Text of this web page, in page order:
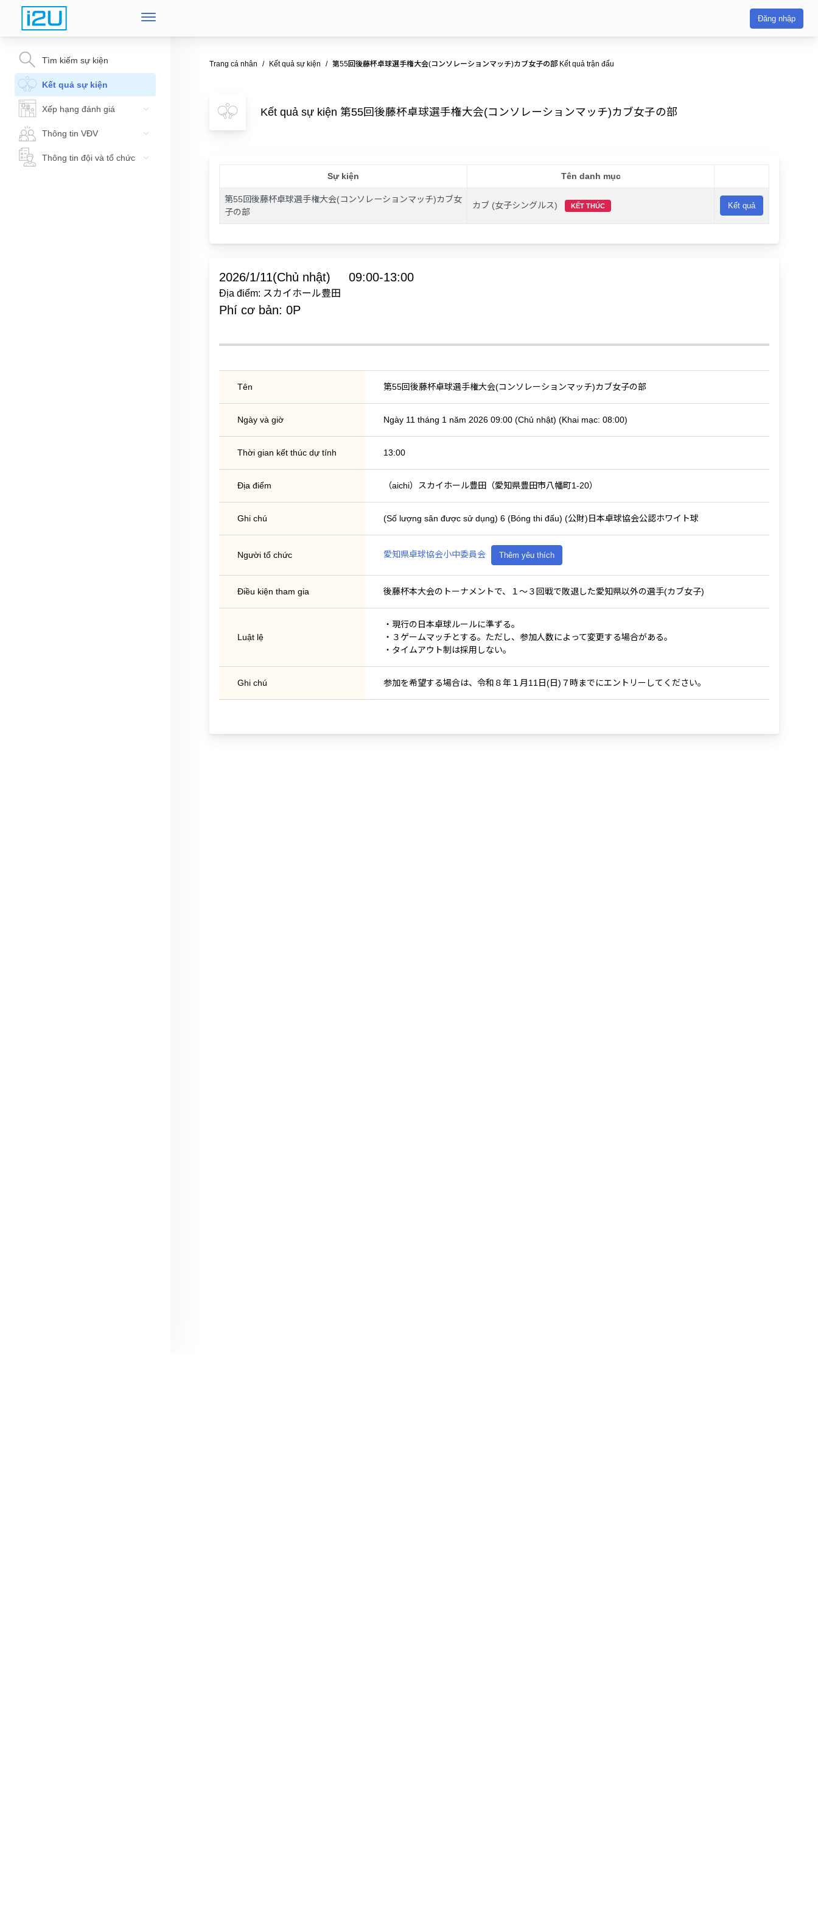
Đăng nhập
Tìm kiếm sự kiện
Kết quả sự kiện
Xếp hạng đánh giá
Thông tin VĐV
Thông tin đội và tổ chức
Trang cá nhân Kết quả sự kiện 第55回後藤杯卓球選手権大会(コンソレーションマッチ)カブ女子の部 Kết quả trận đấu
Kết quả sự kiện 第55回後藤杯卓球選手権大会(コンソレーションマッチ)カブ女子の部
Sự kiện Tên danh mục
第55回後藤杯卓球選手権大会(コンソレーションマッチ)カブ女
子の部
カブ (女子シングルス) KẾT THÚC Kết quả
2026/1/11(Chủ nhật) 09:00-13:00
Địa điểm: スカイホール豊田
Phí cơ bản: 0P
Tên 第55回後藤杯卓球選手権大会(コンソレーションマッチ)カブ女子の部
Ngày và giờ Ngày 11 tháng 1 năm 2026 09:00 (Chủ nhật) (Khai mạc: 08:00)
Thời gian kết thúc dự tính 13:00
Địa điểm （aichi）スカイホール豊田（愛知県豊田市八幡町1-20）
Ghi chú (Số lượng sân được sử dụng) 6 (Bóng thi đấu) (公財)日本卓球協会公認ホワイト球
Người tổ chức 愛知県卓球協会小中委員会 Thêm yêu thích
Điều kiện tham gia 後藤杯本大会のトーナメントで、１〜３回戦で敗退した愛知県以外の選手(カブ女子)
Luật lệ
・現行の日本卓球ルールに準ずる。
・３ゲームマッチとする。ただし、参加人数によって変更する場合がある。
・タイムアウト制は採用しない。
Ghi chú 参加を希望する場合は、令和８年１月11日(日)７時までにエントリーしてください。